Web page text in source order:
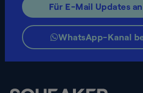
Für E-Mail Updates
WhatsApp-Kanal